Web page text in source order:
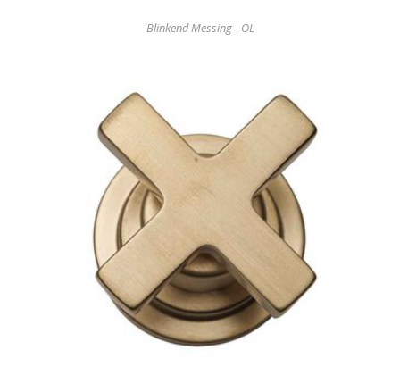
Blinkend Messing - OL